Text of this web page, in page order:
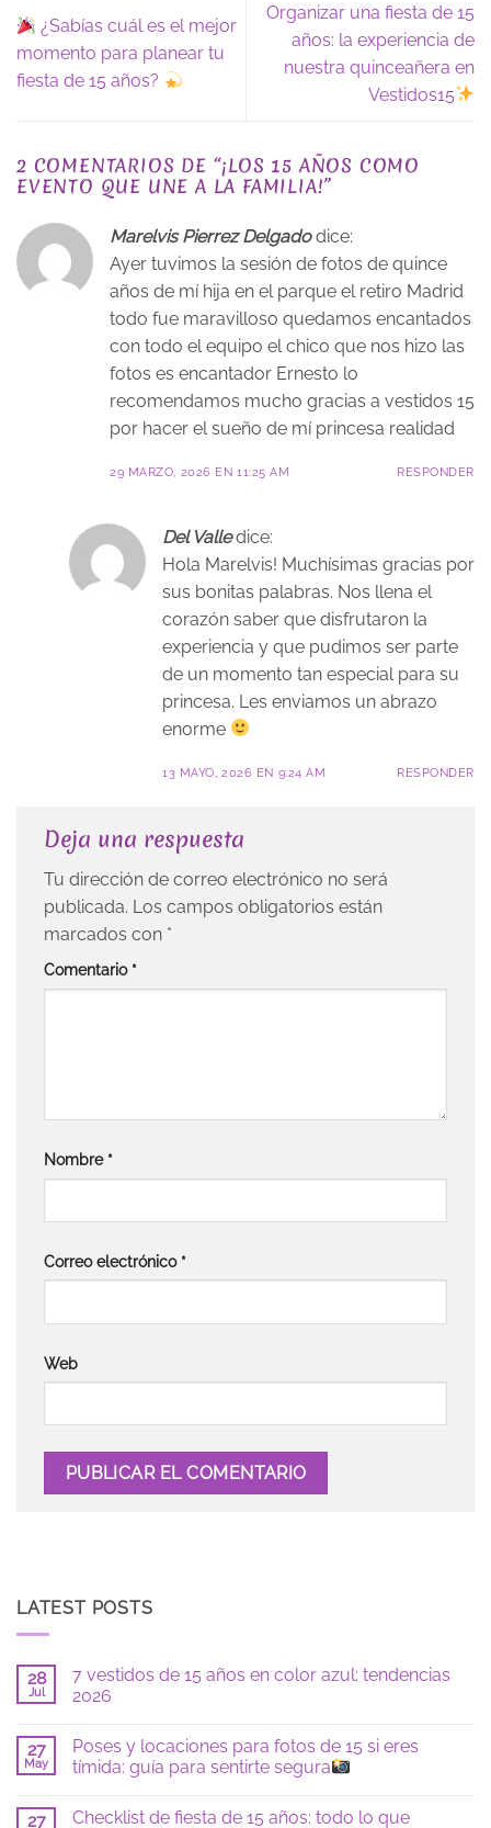
¿Sabías cuál es el mejor
momento para planear tu
fiesta de 15 años?
Organizar una fiesta de 15
años: la experiencia de
nuestra quinceañera en
Vestidos15
2 COMENTARIOS DE “¡LOS 15 AÑOS COMO
EVENTO QUE UNE A LA FAMILIA!”
Marelvis Pierrez Delgado dice:
Ayer tuvimos la sesión de fotos de quince
años de mí hija en el parque el retiro Madrid
todo fue maravilloso quedamos encantados
con todo el equipo el chico que nos hizo las
fotos es encantador Ernesto lo
recomendamos mucho gracias a vestidos 15
por hacer el sueño de mí princesa realidad
29 MARZO, 2026 EN 11:25 AM RESPONDER
Del Valle dice:
Hola Marelvis! Muchísimas gracias por
sus bonitas palabras. Nos llena el
corazón saber que disfrutaron la
experiencia y que pudimos ser parte
de un momento tan especial para su
princesa. Les enviamos un abrazo
enorme
13 MAYO, 2026 EN 9:24 AM RESPONDER
Deja una respuesta
Tu dirección de correo electrónico no será
publicada. Los campos obligatorios están
marcados con *
Comentario *
Nombre *
Correo electrónico *
Web
LATEST POSTS
28
Jul
7 vestidos de 15 años en color azul: tendencias
2026
comentarios
en
7
15
27
May
Poses y locaciones para fotos de 15 si eres
tímida: guía para sentirte segura
comentarios
27 Checklist de fiesta de 15 años: todo lo que